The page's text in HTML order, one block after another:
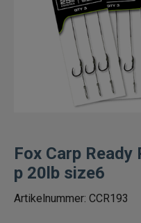
Fiskedrag
Flugbindning
Flugfiske
Fox Carp Ready
p 20lb size6
Artikelnummer: CCR193